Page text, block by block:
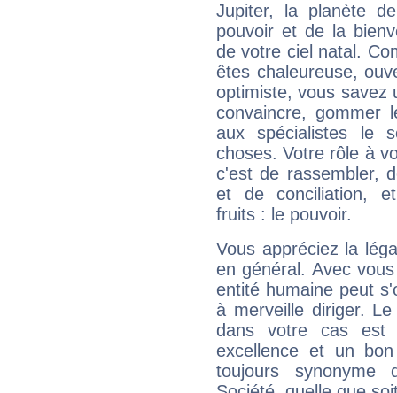
Jupiter, la planète
pouvoir et de la
de votre ciel natal.
êtes chaleureuse,
optimiste, vous savez
convaincre, gommer
aux spécialistes le
choses. Votre rôle à
c'est de rassembler,
et de conciliation,
fruits : le pouvoir.
Vous appréciez la
en général. Avec
entité humaine peut
à merveille diriger.
dans votre cas est
excellence et un
toujours synonyme